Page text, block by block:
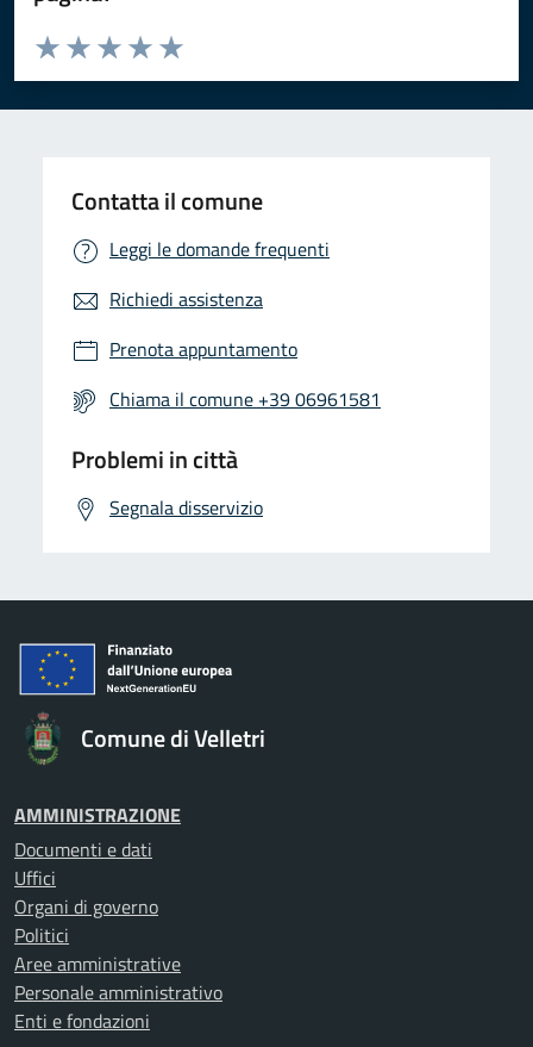
Valuta da 1 a 5 stelle la pagina
Valuta 5 stelle su 5
Valuta 4 stelle su 5
Valuta 3 stelle su 5
Valuta 2 stelle su 5
Valuta 1 stelle su 5
Contatta il comune
Leggi le domande frequenti
Richiedi assistenza
Prenota appuntamento
Chiama il comune +39 06961581
Problemi in città
Segnala disservizio
Comune di Velletri
AMMINISTRAZIONE
Documenti e dati
Uffici
Organi di governo
Politici
Aree amministrative
Personale amministrativo
Enti e fondazioni